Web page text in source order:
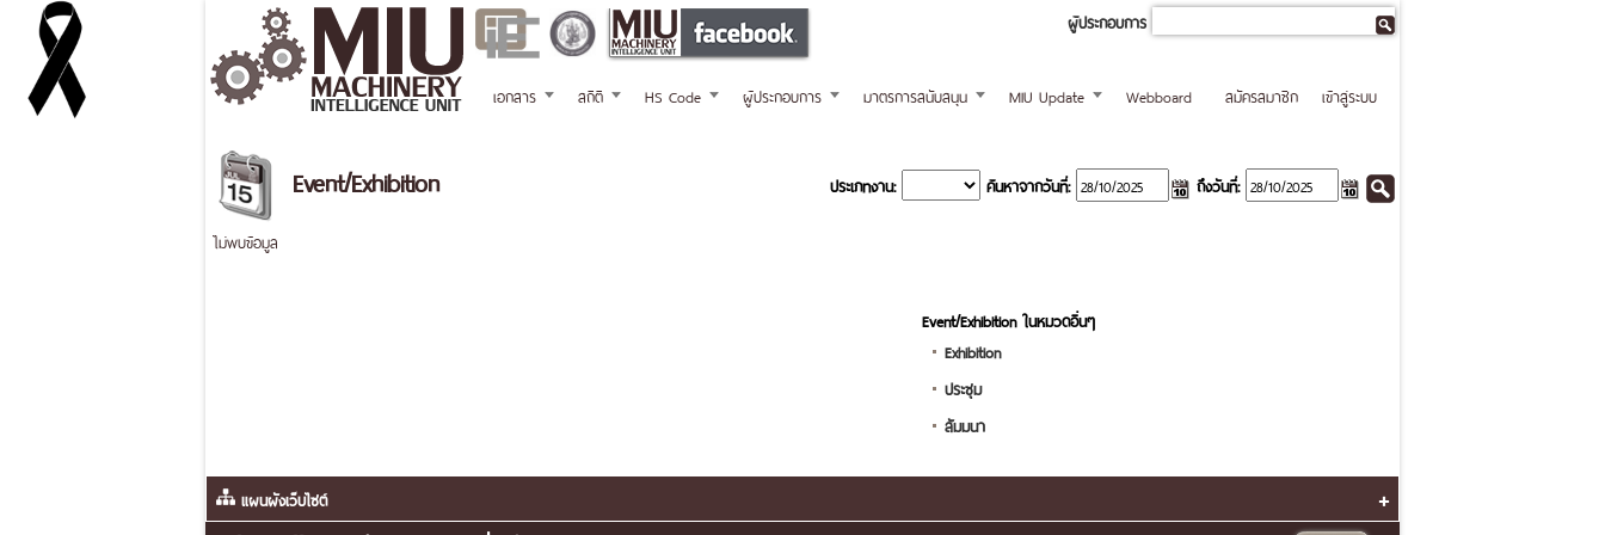
ผู้ประกอบการ
เอกสาร สถิติ HS Code ผู้ประกอบการ มาตรการสนับสนุน MIU Update Webboard เข้าสู่ระบบ
สมัครสมาชิก
Event/Exhibition ประเภทงาน: ค้นหาจากวันที่: ถึงวันที่:
ไม่พบข้อมูล
Event/Exhibition ในหมวดอื่นๆ
Exhibition
ประชุม
สัมมนา
+
แผนผังเว็บไซต์